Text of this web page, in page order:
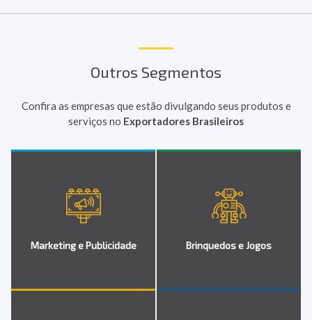
Outros Segmentos
Confira as empresas que estão divulgando seus produtos e
serviços no Exportadores Brasileiros
Marketing e Publicidade Brinquedos e Jogos